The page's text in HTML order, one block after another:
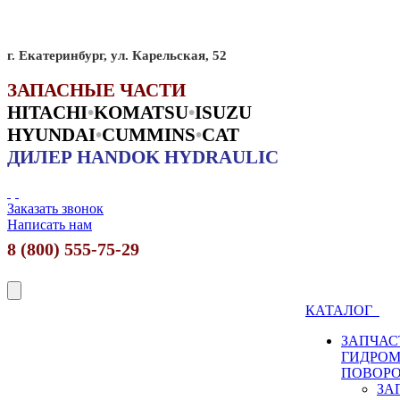
г. Екатеринбург, ул. Карельская, 52
ЗАПАСНЫЕ ЧАСТИ
HITACHI•KOMATSU•ISUZU
HYUNDAI•CUMMINS•CAT
ДИЛЕР HANDOK HYDRAULIC
Заказать звонок
Написать нам
8 (800) 555-75-29
КАТАЛОГ